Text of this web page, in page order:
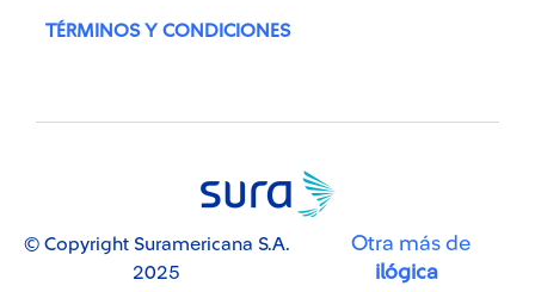
TÉRMINOS Y CONDICIONES
© Copyright Suramericana S.A.
2025
Otra más de
ilógica